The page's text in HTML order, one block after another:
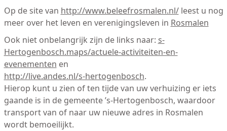
Op de site van http://www.beleefrosmalen.nl/leest u nog
meer over het leven en verenigingsleven in Rosmalen
Ook niet onbelangrijk zijn de links naar: s-
Hertogenbosch.maps/actuele-activiteiten-en-
evenementen en
http://live.andes.nl/s-hertogenbosch.
Hierop kunt u zien of ten tijde van uw verhuizing er iets
gaande is in de gemeente ’s-Hertogenbosch, waardoor
transport van of naar uw nieuwe adres in Rosmalen
wordt bemoeilijkt.